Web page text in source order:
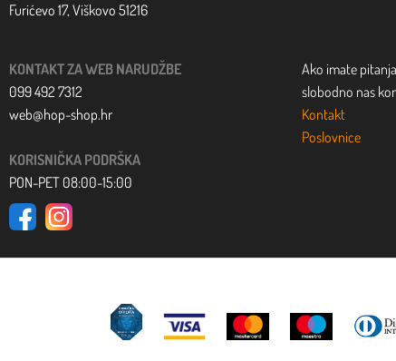
Furićevo 17, Viškovo 51216
KONTAKT ZA WEB NARUDŽBE
099 492 7312
web@hop-shop.hr
KORISNIČKA PODRŠKA
PON-PET 08:00-15:00
Ako imate
slobodno nas
Kontakt
Poslovnice